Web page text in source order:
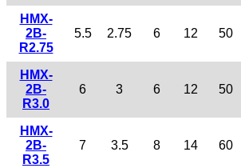
HMX-
2B-
R2.75
5.5 2.75 6 12 50
HMX-
2B-
R3.0
6 3 6 12 50
HMX-
2B-
R3.5
7 3.5 8 14 60